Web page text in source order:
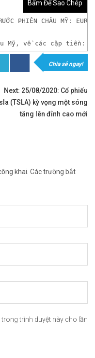
Bấm Để Sao Chép
PHIÊN CHÂU MỸ: EUR/
Mỹ, về các cặp tiền:
25-
𝐭𝐡ị 𝐭𝐫ườ𝐧𝐠 𝐭à𝐢 𝐜𝐡í𝐧𝐡
𝘜𝘺 𝘛í𝘯 𝘷à 𝘱𝘩ù
𝘯ổ𝘪 𝘵𝘪ế𝘯𝘨
𝘯ổ𝘪 𝘵𝘪ế𝘯𝘨 𝘯𝘩ấ𝘵
25-08-2020-du-
Chia sẻ ngay!
Next: 25/08/2020: Cổ phiếu
(TSLA) kỳ vọng một sóng
tăng lên đỉnh cao mới
khai. Các trường bắt
trình duyệt này cho lần